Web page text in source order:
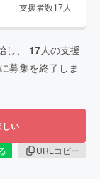
支援者数17人
し、 17人の支援
に募集を終了しま
しい
URLコピー